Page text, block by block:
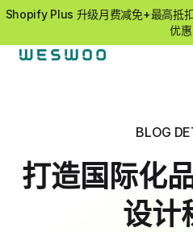
Shopify Plus 升级月费减免+最高抵
优惠
BLOG
打造国际化
设计